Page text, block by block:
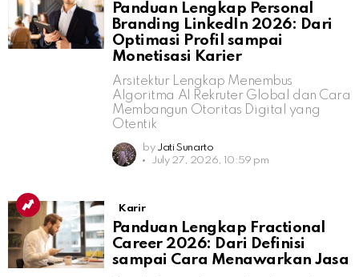
Panduan Lengkap Personal
Branding LinkedIn 2026: Dari
Optimasi Profil sampai
Monetisasi Karier
Arsitektur Lengkap Menembus
Algoritma AI Rekruter Global dan Cara
Membangun Otoritas Digital yang
Otentik
by Jati Sunarto
July 27, 2026, 10:59 pm
Karir
Panduan Lengkap Fractional
Career 2026: Dari Definisi
sampai Cara Menawarkan Jasa